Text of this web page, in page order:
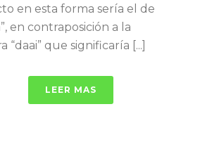
en esta forma sería el de
en contraposición a la
“daai” que significaría [...]
LEER MAS